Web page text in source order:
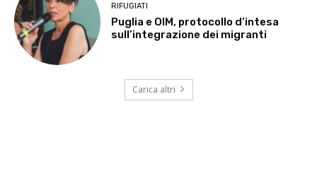
RIFUGIATI
Puglia e OIM, protocollo d’intesa
sull’integrazione dei migranti
Carica altri